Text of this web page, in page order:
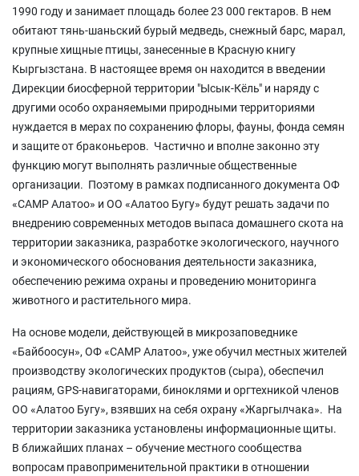
1990 году и занимает площадь более 23 000 гектаров. В нем
обитают тянь-шаньский бурый медведь, снежный барс, марал,
крупные хищные птицы, занесенные в Красную книгу
Кыргызстана. В настоящее время он находится в введении
Дирекции биосферной территории "Ысык-Кёль" и наряду с
другими особо охраняемыми природными территориями
нуждается в мерах по сохранению флоры, фауны, фонда семян
и защите от браконьеров. Частично и вполне законно эту
функцию могут выполнять различные общественные
организации. Поэтому в рамках подписанного документа ОФ
«САМР Алатоо» и ОО «Алатоо Бугу» будут решать задачи по
внедрению современных методов выпаса домашнего скота на
территории заказника, разработке экологического, научного
и экономического обоснования деятельности заказника,
обеспечению режима охраны и проведению мониторинга
животного и растительного мира.
На основе модели, действующей в микрозаповеднике
«Байбоосун», ОФ «САМР Алатоо», уже обучил местных жителей
производству экологических продуктов (сыра), обеспечил
рациям, GPS-навигаторами, биноклями и оргтехникой членов
ОО «Алатоо Бугу», взявших на себя охрану «Жаргылчака». На
территории заказника установлены информационные щиты.
В ближайших планах – обучение местного сообщества
вопросам правоприменительной практики в отношении